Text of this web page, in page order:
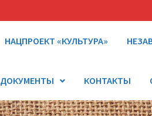
НАЦПРОЕКТ «КУЛЬТУРА»
ДОКУМЕНТЫ КОНТАКТЫ